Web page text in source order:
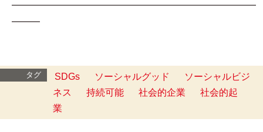
━━━━━━━━━━━━━━━━━━━━━━━━━━
━━━
タグ SDGs ソーシャルグッド
ソーシャルビジ
ネス
持続可能 社会的企業
社会的起
業